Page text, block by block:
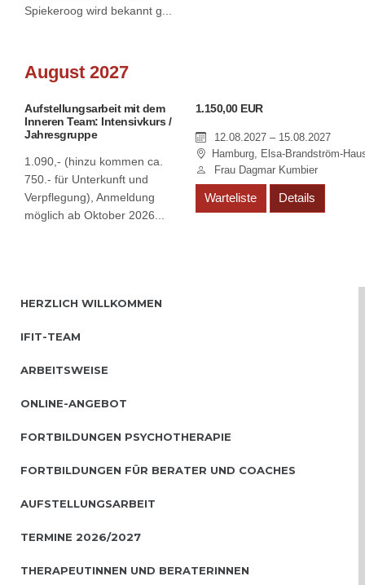
Spiekeroog wird bekannt g...
August 2027
Aufstellungsarbeit mit dem
Inneren Team: Intensivkurs /
Jahresgruppe
1.090,- (hinzu kommen ca.
750.- für Unterkunft und
Verpflegung), Anmeldung
möglich ab Oktober 2026...
1.150,00 EUR
12.08.2027 – 15.08.2027
Hamburg, Elsa-Brandström-
Frau Dagmar Kumbier
Warteliste Details
HERZLICH WILLKOMMEN
IFIT-TEAM
ARBEITSWEISE
ONLINE-ANGEBOT
FORTBILDUNGEN PSYCHOTHERAPIE
FORTBILDUNGEN FÜR BERATER UND COACHES
AUFSTELLUNGSARBEIT
TERMINE 2026/2027
THERAPEUTINNEN UND BERATERINNEN